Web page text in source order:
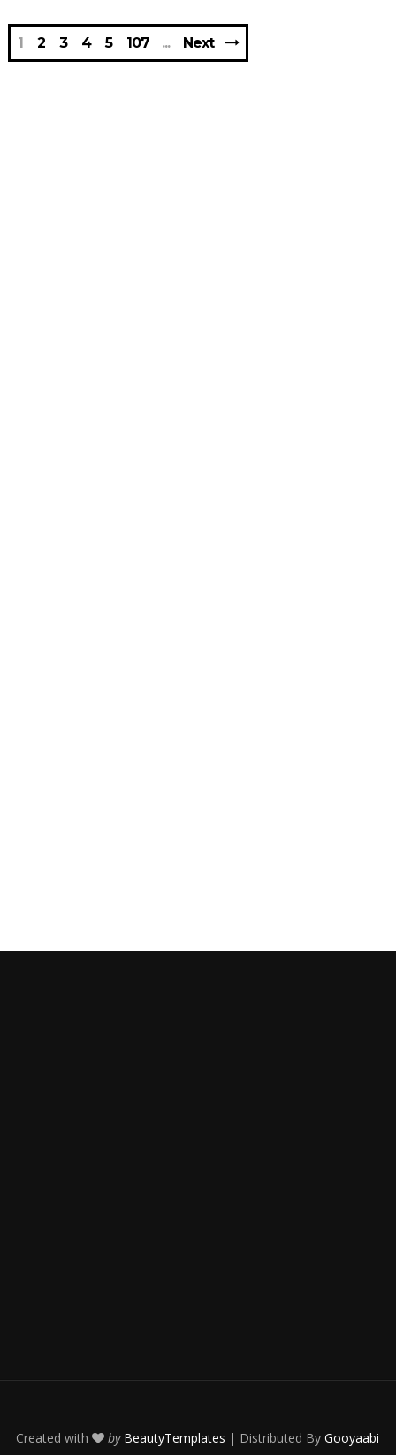
1 2 3 4 5 107 Next
Created with by BeautyTemplates | Distributed ByGooyaabi